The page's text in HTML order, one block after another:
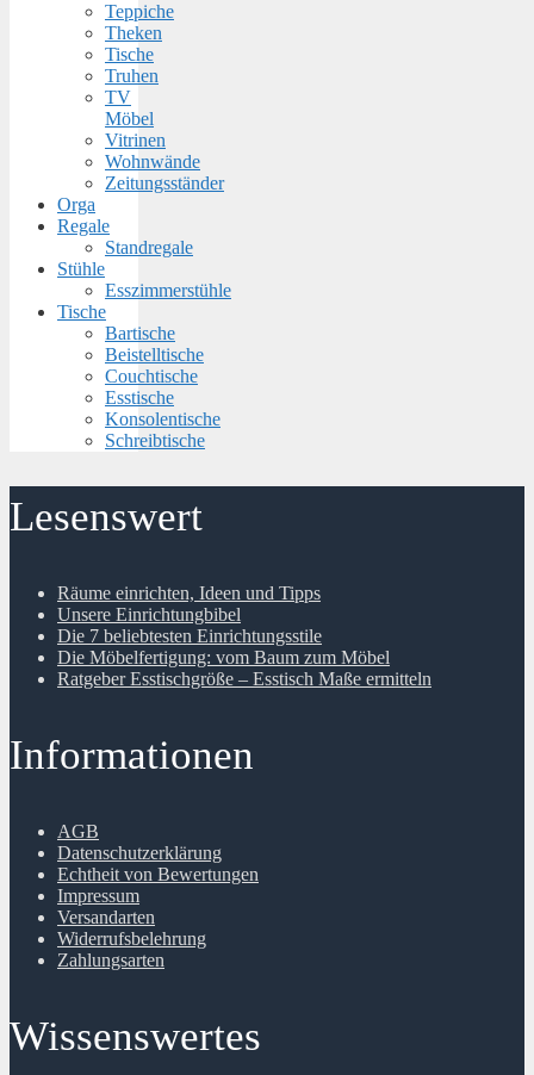
Teppiche
Theken
Tische
Truhen
TV
Möbel
Vitrinen
Wohnwände
Zeitungsständer
Orga
Regale
Standregale
Stühle
Esszimmerstühle
Tische
Bartische
Beistelltische
Couchtische
Esstische
Konsolentische
Schreibtische
Lesenswert
Räume einrichten, Ideen und Tipps
Unsere Einrichtungbibel
Die 7 beliebtesten Einrichtungsstile
Die Möbelfertigung: vom Baum zum Möbel
Ratgeber Esstischgröße – Esstisch Maße ermitteln
Informationen
AGB
Datenschutzerklärung
Echtheit von Bewertungen
Impressum
Versandarten
Widerrufsbelehrung
Zahlungsarten
Wissenswertes